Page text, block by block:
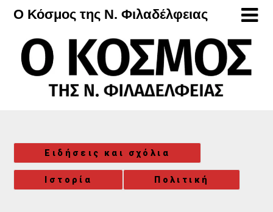
Μετάβαση
περιεχόμενο
Ο Κόσμος της Ν. Φιλαδέλφειας
Ειδήσεις και σχόλια
Ιστορία Πολιτική